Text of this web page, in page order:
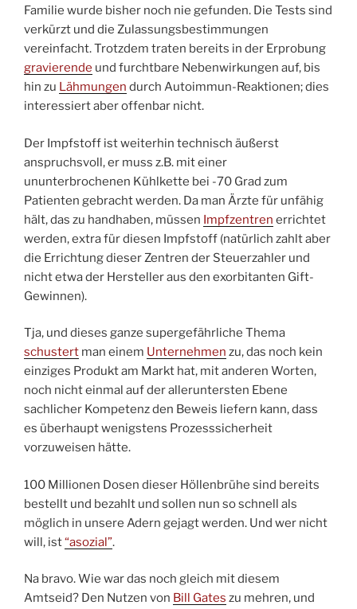
Familie wurde bisher noch nie gefunden. Die Tests sind
verkürzt und die Zulassungsbestimmungen
vereinfacht. Trotzdem traten bereits in der Erprobung
gravierende und furchtbare Nebenwirkungen auf, bis
hin zu Lähmungen durch Autoimmun-Reaktionen; dies
interessiert aber offenbar nicht.
Der Impfstoff ist weiterhin technisch äußerst
anspruchsvoll, er muss z.B. mit einer
ununterbrochenen Kühlkette bei -70 Grad zum
Patienten gebracht werden. Da man Ärzte für unfähig
hält, das zu handhaben, müssen Impfzentren errichtet
werden, extra für diesen Impfstoff (natürlich zahlt aber
die Errichtung dieser Zentren der Steuerzahler und
nicht etwa der Hersteller aus den exorbitanten Gift-
Gewinnen).
Tja, und dieses ganze supergefährliche Thema
schustert man einem Unternehmen zu, das noch kein
einziges Produkt am Markt hat, mit anderen Worten,
noch nicht einmal auf der alleruntersten Ebene
sachlicher Kompetenz den Beweis liefern kann, dass
es überhaupt wenigstens Prozesssicherheit
vorzuweisen hätte.
100 Millionen Dosen dieser Höllenbrühe sind bereits
bestellt und bezahlt und sollen nun so schnell als
möglich in unsere Adern gejagt werden. Und wer nicht
will, ist“asozial”.
Na bravo. Wie war das noch gleich mit diesem
Amtseid? Den Nutzen von Bill Gates zu mehren, und